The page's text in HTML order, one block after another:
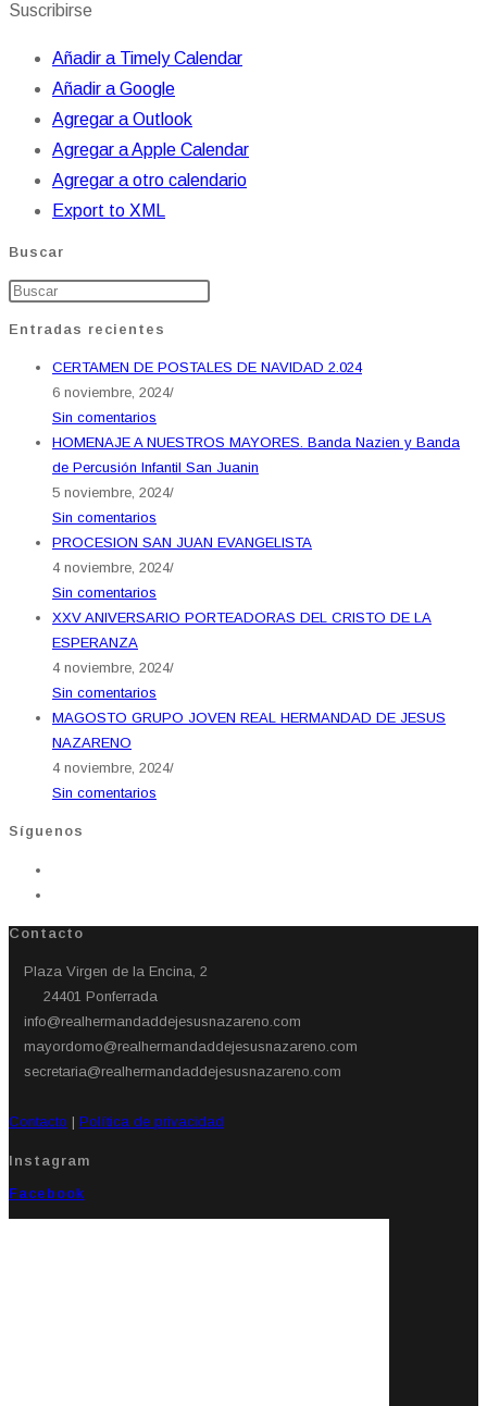
Suscribirse
Añadir a Timely Calendar
Añadir a Google
Agregar a Outlook
Agregar a Apple Calendar
Agregar a otro calendario
Export to XML
Buscar
Entradas recientes
CERTAMEN DE POSTALES DE NAVIDAD 2.024
6 noviembre, 2024/
Sin comentarios
HOMENAJE A NUESTROS MAYORES. Banda Nazien y Banda
de Percusión Infantil San Juanin
5 noviembre, 2024/
Sin comentarios
PROCESION SAN JUAN EVANGELISTA
4 noviembre, 2024/
Sin comentarios
XXV ANIVERSARIO PORTEADORAS DEL CRISTO DE LA
ESPERANZA
4 noviembre, 2024/
Sin comentarios
MAGOSTO GRUPO JOVEN REAL HERMANDAD DE JESUS
NAZARENO
4 noviembre, 2024/
Sin comentarios
Síguenos
Contacto
Plaza Virgen de la Encina, 2
24401 Ponferrada​
info@realhermandaddejesusnazareno.com
mayordomo@realhermandaddejesusnazareno.com
secretaria@realhermandaddejesusnazareno.com
Contacto | Política de privacidad
Instagram
Facebook